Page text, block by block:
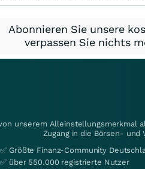
Abonnieren Sie unsere
verpassen Sie nichts
unserem Alleinstellungsmerkmal
Zugang in die Börsen-
✅ Größte Finanz-Community
✅ über 550.000 registrierte Nutzer